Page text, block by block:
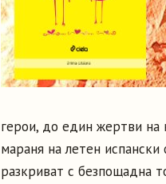
герои, до един жертви на
мараня на летен
разкриват с безпощадна